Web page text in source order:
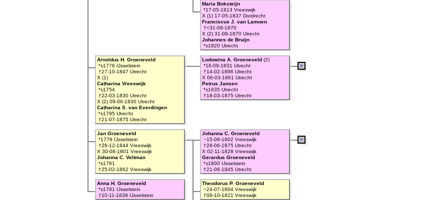
Maria Boksteijn
*17-05-1813 Vreeswijk
X (1) 17-05-1837 Dordrecht
Franciscus J. van Lamoen
†<31-08-1870
X (2) 31-08-1870 Utrecht
Johannes de Bruijn
*±1820 Utrecht
Lodowina A. Groeneveld (2)
*16-09-1831 Utrecht
†14-02-1896 Utrecht
X 06-03-1861 Utrecht
Petrus Jansen
*±1835 Utrecht
†18-03-1875 Utrecht
>
Arnoldus H. Groeneveld
*±1776 IJsselstein
†27-10-1847 Utrecht
X (1)
Catharina Vreeswijk
*±1754
†22-03-1830 Utrecht
X (2) 09-06-1830 Utrecht
Catharina S. van Everdingen
*±1795 Utrecht
†21-07-1875 Utrecht
Johanna C. Groeneveld
~15-09-1802 Vreeswijk
†28-06-1875 Utrecht
X 02-11-1828 Vreeswijk
Gerardus Groeneveld
*±1800 IJsselstein
†21-06-1845 Utrecht
>
Theodorus P. Groeneveld
~24-07-1804 Vreeswijk
†08-10-1821 Vreeswijk
Jan Groeneveld
*1778 IJsselstein
†26-12-1844 Vreeswijk
X 30-08-1801 Vreeswijk
Johanna C. Veltman
*±1781
†25-02-1862 Vreeswijk
Anna H. Groeneveld
*±1781 IJsselstein
†10-11-1839 IJsselstein